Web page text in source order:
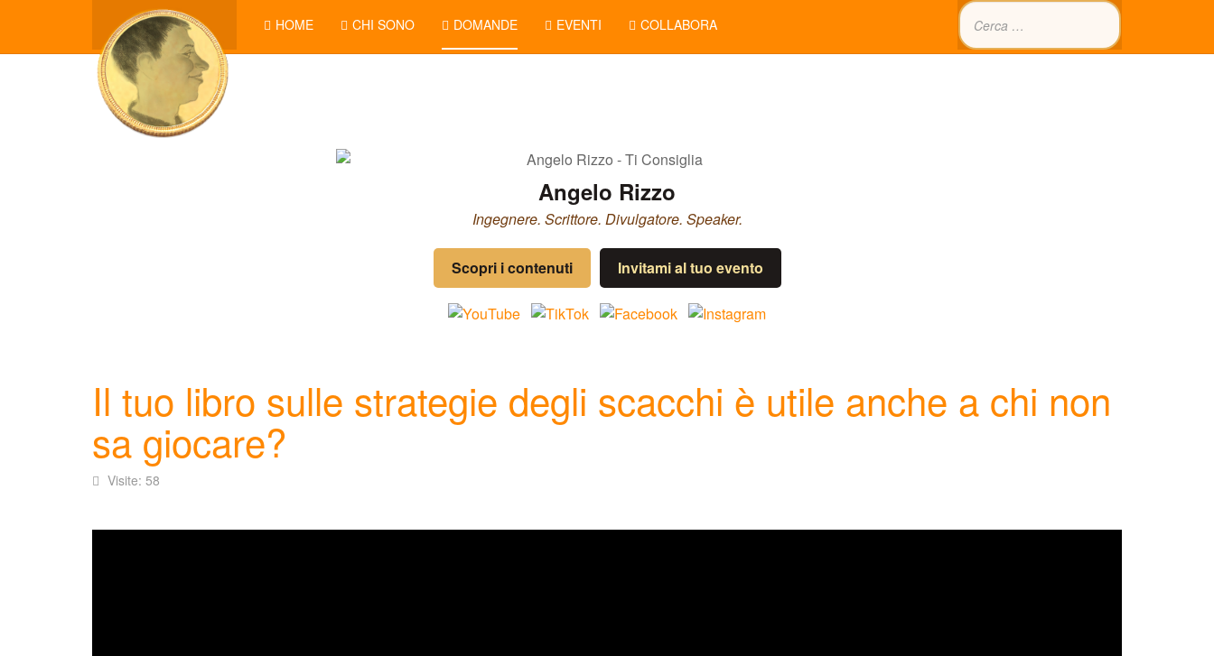
HOME CHI SONO DOMANDE EVENTI COLLABORA
Angelo Rizzo
Ingegnere. Scrittore. Divulgatore. Speaker.
Scopri i contenuti Invitami al tuo evento
Il tuo libro sulle strategie degli scacchi è utile anche a chi non
sa giocare?
Visite: 58